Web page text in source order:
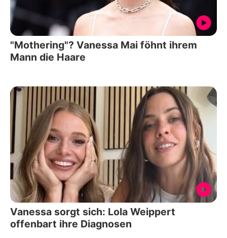
"Mothering"? Vanessa Mai föhnt ihrem
Mann die Haare
Vanessa sorgt sich: Lola Weippert
offenbart ihre Diagnosen